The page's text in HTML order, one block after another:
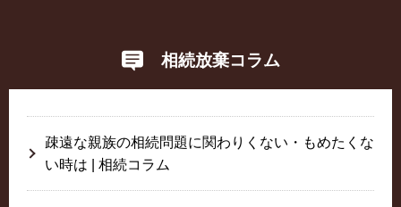
相続放棄コラム
疎遠な親族の相続問題に関わりくない・もめたくな
い時は | 相続コラム